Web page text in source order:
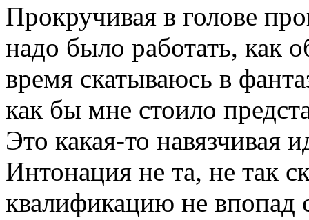
Прокручивая в голове
надо было работать, как
время скатываюсь в
как бы мне стоило
Это какая-то навязчивая
Интонация не та, не так
квалификацию не впопад